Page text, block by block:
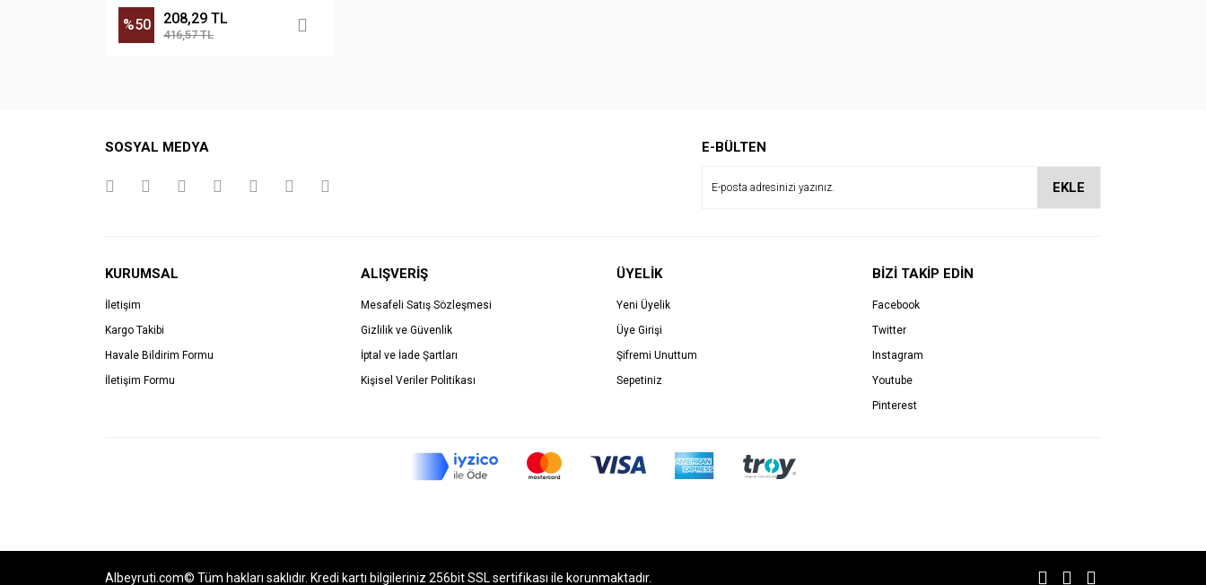
%50 208,29 TL
416,57 TL
SOSYAL MEDYA E-BÜLTEN
EKLE
KURUMSAL
İletişim
Kargo Takibi
Havale Bildirim Formu
İletişim Formu
ALIŞVERİŞ
Mesafeli Satış Sözleşmesi
Gizlilik ve Güvenlik
İptal ve İade Şartları
Kişisel Veriler Politikası
ÜYELİK
Yeni Üyelik
Üye Girişi
Şifremi Unuttum
Sepetiniz
BİZİ TAKİP EDİN
Facebook
Twitter
Instagram
Youtube
Pinterest
Albeyruti.com© Tüm hakları saklıdır. Kredi kartı bilgileriniz 256bit SSL sertifikası ile korunmaktadır.